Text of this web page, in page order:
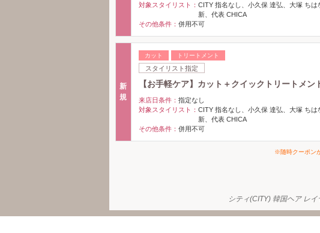
対象スタイリスト： CITY 指名なし、小久保 達弘、大塚 ち
新、代表 CHICA
その他条件： 併用不可
新
規
カット トリートメント
スタイリスト指定
【お手軽ケア】カット＋クイックトリートメン
来店日条件： 指定なし
対象スタイリスト： CITY 指名なし、小久保 達弘、大塚 ち
新、代表 CHICA
その他条件： 併用不可
※随時クーポン
シティ(CITY) 韓国ヘア レ